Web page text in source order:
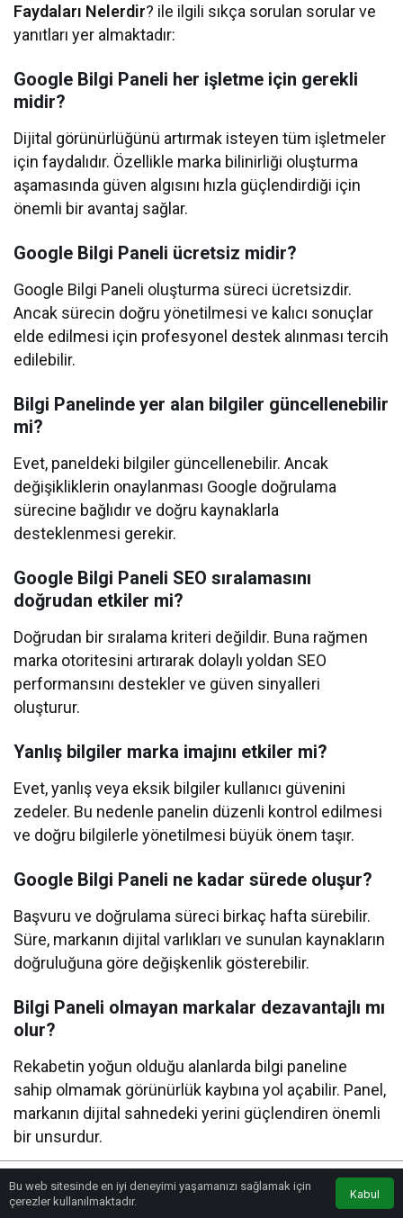
Faydaları Nelerdir? ile ilgili sıkça sorulan sorular ve
yanıtları yer almaktadır:
Google Bilgi Paneli her işletme için gerekli
midir?
Dijital görünürlüğünü artırmak isteyen tüm işletmeler
için faydalıdır. Özellikle marka bilinirliği oluşturma
aşamasında güven algısını hızla güçlendirdiği için
önemli bir avantaj sağlar.
Google Bilgi Paneli ücretsiz midir?
Google Bilgi Paneli oluşturma süreci ücretsizdir.
Ancak sürecin doğru yönetilmesi ve kalıcı sonuçlar
elde edilmesi için profesyonel destek alınması tercih
edilebilir.
Bilgi Panelinde yer alan bilgiler güncellenebilir
mi?
Evet, paneldeki bilgiler güncellenebilir. Ancak
değişikliklerin onaylanması Google doğrulama
sürecine bağlıdır ve doğru kaynaklarla
desteklenmesi gerekir.
Google Bilgi Paneli SEO sıralamasını
doğrudan etkiler mi?
Doğrudan bir sıralama kriteri değildir. Buna rağmen
marka otoritesini artırarak dolaylı yoldan SEO
performansını destekler ve güven sinyalleri
oluşturur.
Yanlış bilgiler marka imajını etkiler mi?
Evet, yanlış veya eksik bilgiler kullanıcı güvenini
zedeler. Bu nedenle panelin düzenli kontrol edilmesi
ve doğru bilgilerle yönetilmesi büyük önem taşır.
Google Bilgi Paneli ne kadar sürede oluşur?
Başvuru ve doğrulama süreci birkaç hafta sürebilir.
Süre, markanın dijital varlıkları ve sunulan kaynakların
doğruluğuna göre değişkenlik gösterebilir.
Bilgi Paneli olmayan markalar dezavantajlı mı
olur?
Rekabetin yoğun olduğu alanlarda bilgi paneline
sahip olmamak görünürlük kaybına yol açabilir. Panel,
markanın dijital sahnedeki yerini güçlendiren önemli
bir unsurdur.
Tamamen
Bu web sitesinde en iyi deneyimi yaşamanızı sağlamak için
çerezler kullanılmaktadır.
Kabul
Anasayfa Trafik